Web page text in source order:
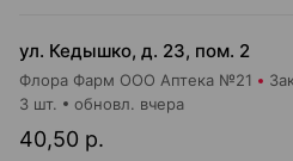
ул. Кедышко, д. 23, пом. 2
Флора Фарм ООО Аптека №21
40,50 р.
3 шт. обновл. вчера